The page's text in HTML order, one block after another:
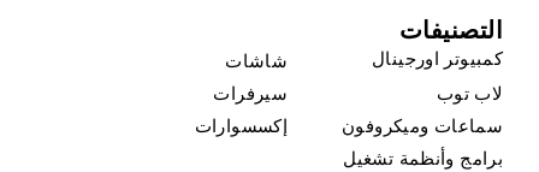
التصنيفات
كمبيوتر اورجينال
شاشات
لاب توب
سيرفرات
سماعات وميكروفون
إكسسوارات
برامج وأنظمة تشغيل